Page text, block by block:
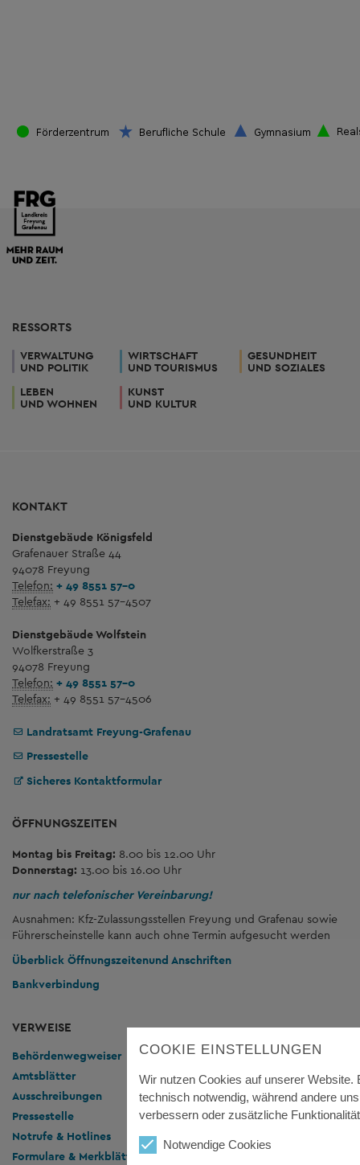
RESSORTS
VERWALTUNG
UND POLITIK
WIRTSCHAFT
UND TOURISMUS
GESUNDHEIT
UND SOZIALES
LEBEN
UND WOHNEN
KUNST
UND KULTUR
KONTAKT
Dienstgebäude Königsfeld
Grafenauer Straße 44
94078 Freyung
Telefon: + 49 8551 57-0
Telefax: + 49 8551 57-4507
Dienstgebäude Wolfstein
Wolfkerstraße 3
94078 Freyung
Telefon: + 49 8551 57-0
Telefax: + 49 8551 57-4506
Landratsamt Freyung-Grafenau
Pressestelle
Sicheres Kontaktformular
ÖFFNUNGSZEITEN
Montag bis Freitag: 8.00 bis 12.00 Uhr
Donnerstag: 13.00 bis 16.00 Uhr
nur nach telefonischer Vereinbarung!
Ausnahmen: Kfz-Zulassungsstellen Freyung und Grafenau sowie
Führerscheinstelle kann auch ohne Termin aufgesucht werden
Überblick Öffnungszeitenund Anschriften
Bankverbindung
VERWEISE
Behördenwegweiser
Amtsblätter
Ausschreibungen
Pressestelle
Notrufe & Hotlines
Formulare & Merkblätter
COOKIE EINSTELLUNGEN
Wir nutzen Cookies auf unserer Website.
technisch notwendig, während andere
verbessern oder zusätzliche
Notwendige Cookies